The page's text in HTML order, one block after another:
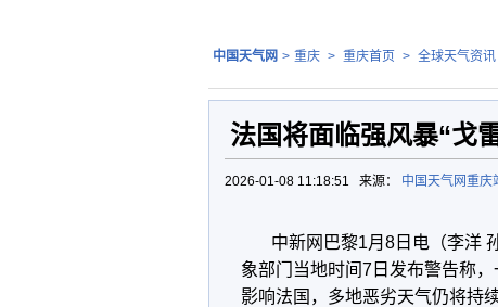
中国天气网 > 重庆 > 重庆首页 > 全球天气资讯
法国将面临强风暴“戈
2026-01-08 11:18:51 来源： 中国天气网重庆
中新网巴黎1月8日电（李洋
象部门当地时间7日发布警告称，
影响法国，多地恶劣天气仍将持